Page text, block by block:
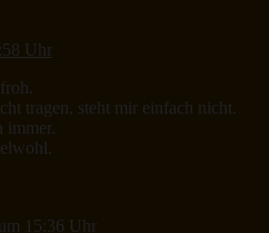
Uhr
tragen, steht mir einfach nicht.
immer.
15:36 Uhr